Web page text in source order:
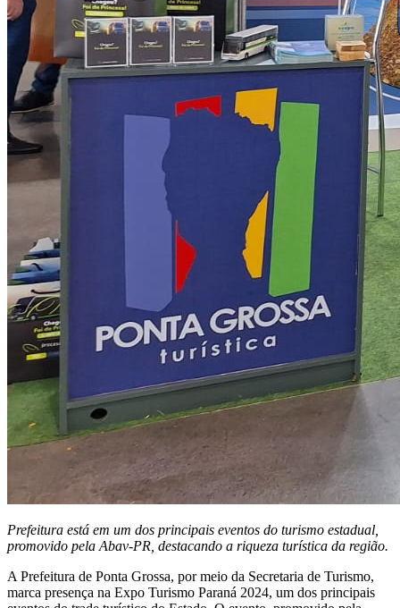
Prefeitura está em um dos principais eventos do turismo estadual,
promovido pela Abav-PR, destacando a riqueza turística da região.
A Prefeitura de Ponta Grossa, por meio da Secretaria de Turismo,
marca presença na Expo Turismo Paraná 2024, um dos principais